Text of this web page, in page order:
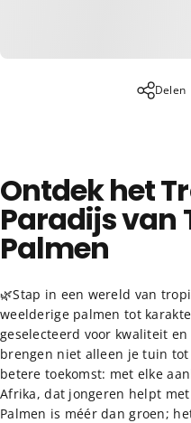
Delen
Ontdek het
Paradijs van
Palmen
🌿Stap in een wereld van
weelderige palmen tot
geselecteerd voor kwaliteit
brengen niet alleen je tuin
betere toekomst: met elke
Afrika, dat jongeren helpt
Palmen is méér dan groen;